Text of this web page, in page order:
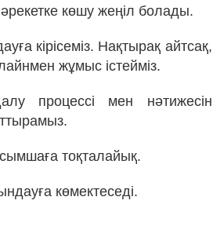
көшу жеңіл болады.
кірісеміз. Нақтырақ айтсақ,
жұмыс істейміз.
процессі мен нәтижесін
тоқталайық.
көмектеседі.